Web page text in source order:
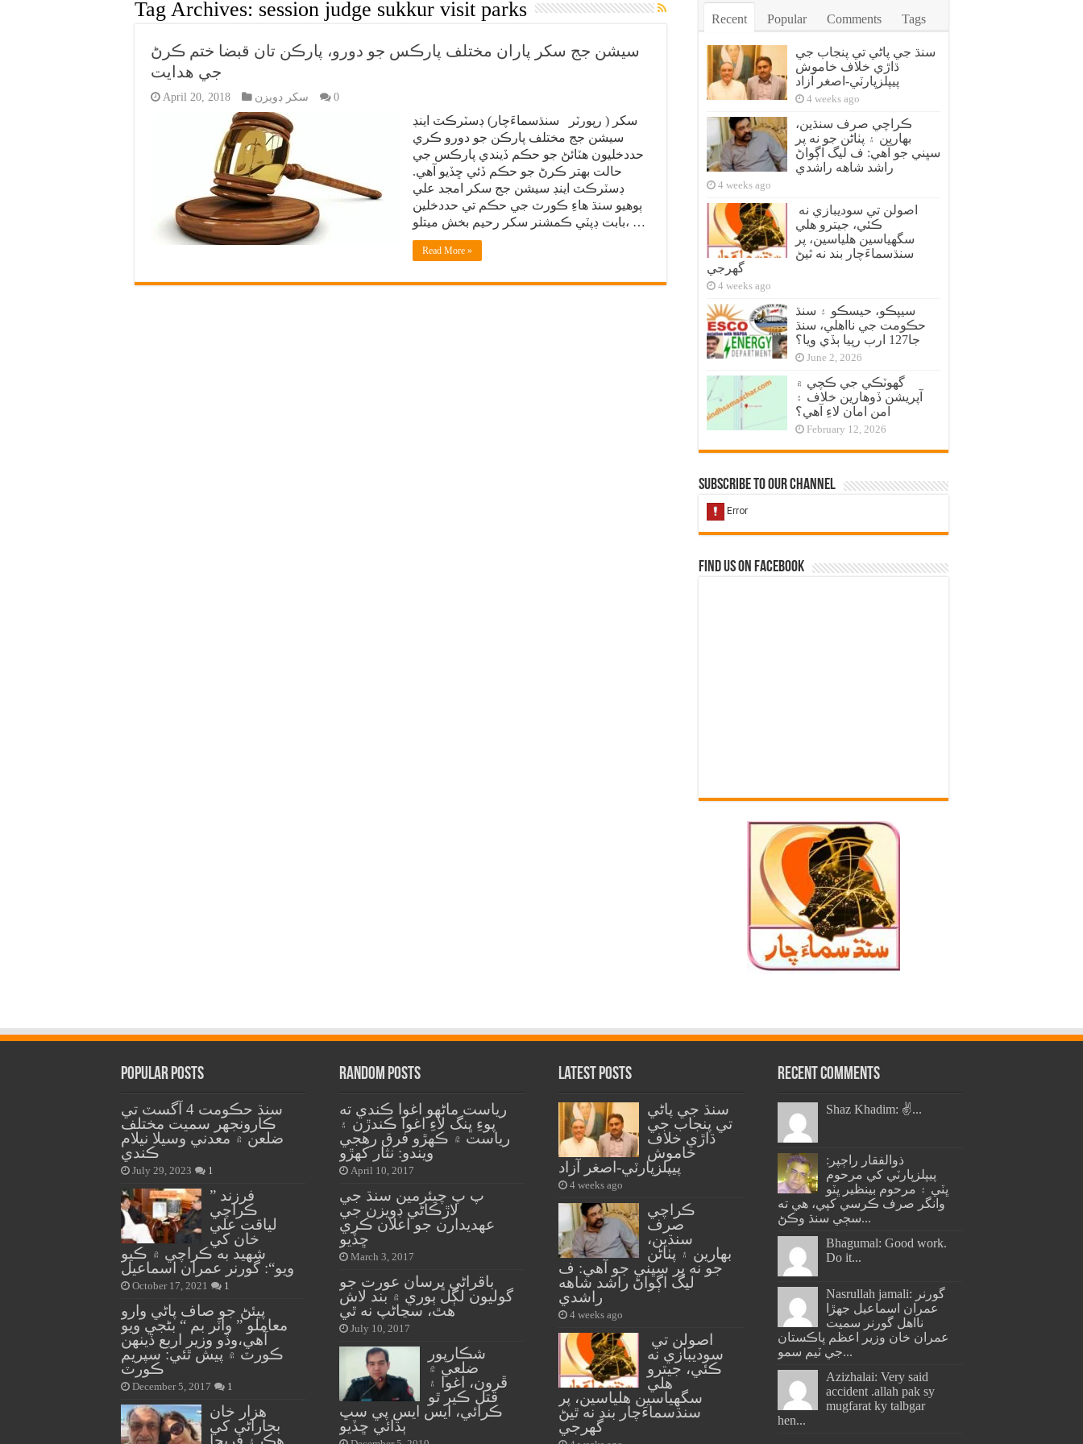
Tag Archives: session judge sukkur visit parks
سيشن جج سکر پاران مختلف پارڪس جو دورو، پارڪن تان قبضا ختم ڪرڻ
جي هدايت
April 20, 2018 سکر ڊويزن 0
سکر ( رپورٽر سنڌسماءَچار) ڊسٽرڪٽ اينڊ
سيشن جج مختلف پارڪن جو دورو ڪري
حددخليون هٽائڻ جو حڪم ڏيندي پارڪس جي
حالت بهتر ڪرڻ جو حڪم ڏئي ڇڏيو آهي.
ڊسٽرڪٽ اينڊ سيشن جج سکر امجد علي
ٻوهيو سنڌ هاءِ ڪورٽ جي حڪم تي حددخلين
بابت ڊپٽي ڪمشنر سکر رحيم بخش ميتلو، …
Read More »
Recent Popular Comments Tags
سنڌ جي پاڻي تي پنجاب جي
ڌاڙي خلاف خاموش
پيپلزپارٽي-اصغر آزاد
4 weeks ago
ڪراچي صرف سنڌين،
بهارين ۽ پٺاڻن جو نه پر
سڀني جو آهي: ف ليگ اڳواڻ
راشد شاهه راشدي
4 weeks ago
ڪئي، جيترو هلي
سگهياسين هلياسين، پر
سنڌسماءَچار بند نه ٿيڻ
گهرجي
4 weeks ago
سيپڪو، حيسڪو ۽ سنڌ
حڪومت جي نااهلي، سنڌ
جا127 ارب رپيا ٻڏي ويا؟
June 2, 2026
گهوٽڪي جي ڪچي ۾
آپريشن ڏوهارين خلاف ۽
امن امان لاءِ آهي؟
February 12, 2026
Subscribe to our Channel
Find us on Facebook
Popular Posts
سنڌ حڪومت 4 آگسٽ تي
ڪارونجهر سميت مختلف
ضلعن ۾ معدني وسيلا نيلام
ڪندي
July 29, 2023 1
” فرزند
ڪراچي
لياقت علي
خان کي
شهيد به ڪراچي ۾ ڪيو
ويو“: گورنر عمران اسماعيل
October 17, 2021 1
پيئڻ جو صاف پاڻي وارو
معاملو ” واٽر بم “ بڻجي ويو
آهي،وڏو وزير اربع ڏينهن
ڪورٽ ۾ پيش ٿئي: سپريم
ڪورٽ
December 5, 2017 1
هزار خان
بجاراڻي کي
هڪ ۽ فريحا
Random Posts
رياست ماڻهو اغوا ڪندي ته
پوءِ ڀنگ لاءِ اغوا ڪندڙن ۽
رياست ۾ ڪهڙو فرق رهجي
ويندو: نثار کهڙو
April 10, 2017
پ پ چيئرمين سنڌ جي
لاڙڪاڻي ڊويزن جي
عهديدارن جو اعلان ڪري
ڇڏيو
March 3, 2017
باقراڻي ڀرسان عورت جو
گوليون لڳل ٻوري ۾ بند لاش
هٿ، سڃاڻپ نه ٿي
July 10, 2017
شڪارپور
ضلعي ۾
ڦرون، اغوا ۽
قتل ڪير ٿو
ڪرائي، ايس ايس پي سڀ
ٻڌائي ڇڏيو
Latest Posts
سنڌ جي پاڻي
تي پنجاب جي
ڌاڙي خلاف
خاموش
پيپلزپارٽي-اصغر آزاد
4 weeks ago
ڪراچي
صرف
سنڌين،
بهارين ۽ پٺاڻن
جو نه پر سڀني جو آهي: ف
ليگ اڳواڻ راشد شاهه
راشدي
4 weeks ago
سوديبازي نه
ڪئي، جيترو
هلي
سگهياسين هلياسين، پر
سنڌسماءَچار بند نه ٿيڻ
گهرجي
Recent Comments
Shaz Khadim: ✌️...
ذوالفقار راڄپر:
پيپلزپارٽي کي مرحوم
ڀٽي ۽ مرحوم بينظير ڀٽو
وانگر صرف ڪرسي کپي، هي ته
سڄي سنڌ وڪڻ...
Bhagumal: Good work.
Do it...
Nasrullah jamali: گورنر
عمران اسماعيل جھڙا
نااهل گورنر سميت
عمران خان وزير اعظم پاڪستان
جي ٽيم سمو...
Azizhalai: Very said
accident .allah pak sy
mugfarat ky talbgar
hen...